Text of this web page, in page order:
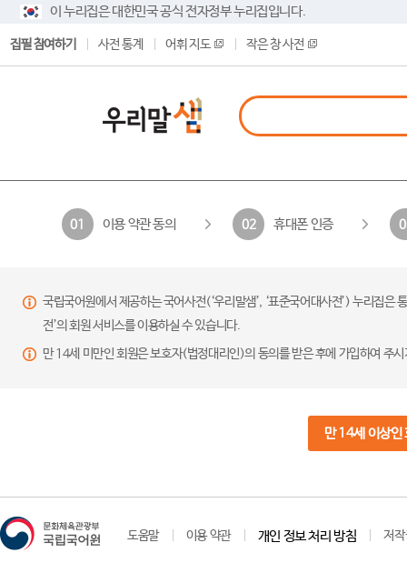
이 누리집은 대한민국 공식 전자정부 누리집입니다.
집필 참여하기 사전 통계 어휘 지도 작은 창 사전
01 이용 약관 동의 02 휴대폰 인증
국립국어원에서 제공하는 국어사전(‘우리말샘’, ‘표준국어대사전’) 누리집
전’의 회원 서비스를 이용하실 수 있습니다.
만 14세 미만인 회원은 보호자(법정대리인)의 동의를 받은 후에 가입하여 주
만 14세 이상인
도움말 이용 약관 개인 정보 처리 방침 저